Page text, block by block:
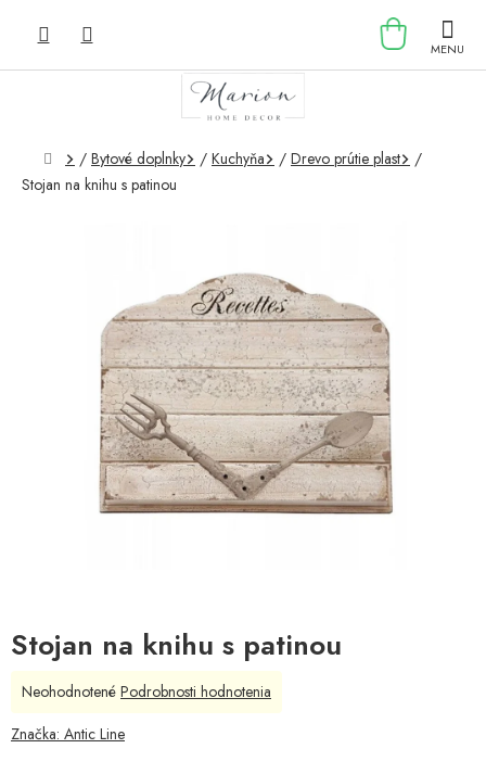
KOŠÍK
Domov
/ Bytové doplnky / Kuchyňa / Drevo prútie plast
/
Stojan na knihu s patinou
Stojan na knihu s patinou
Priemerné
produktu
Neohodnotené Podrobnosti hodnotenia
Značka: Antic Line